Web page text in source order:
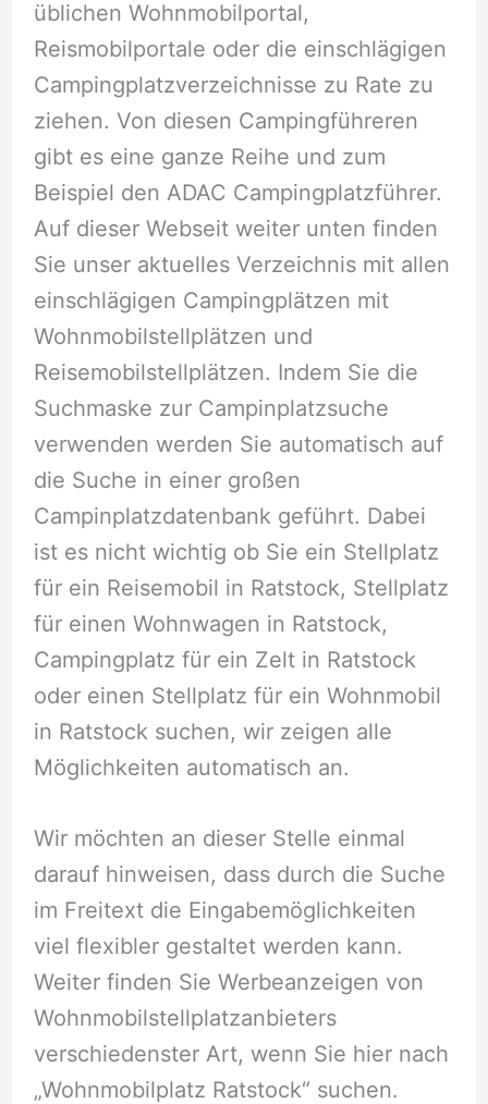
üblichen Wohnmobilportal,
Reismobilportale oder die einschlägigen
Campingplatzverzeichnisse zu Rate zu
ziehen. Von diesen Campingführeren
gibt es eine ganze Reihe und zum
Beispiel den ADAC Campingplatzführer.
Auf dieser Webseit weiter unten finden
Sie unser aktuelles Verzeichnis mit allen
einschlägigen Campingplätzen mit
Wohnmobilstellplätzen und
Reisemobilstellplätzen. Indem Sie die
Suchmaske zur Campinplatzsuche
verwenden werden Sie automatisch auf
die Suche in einer großen
Campinplatzdatenbank geführt. Dabei
ist es nicht wichtig ob Sie ein Stellplatz
für ein Reisemobil in Ratstock, Stellplatz
für einen Wohnwagen in Ratstock,
Campingplatz für ein Zelt in Ratstock
oder einen Stellplatz für ein Wohnmobil
in Ratstock suchen, wir zeigen alle
Möglichkeiten automatisch an.
Wir möchten an dieser Stelle einmal
darauf hinweisen, dass durch die Suche
im Freitext die Eingabemöglichkeiten
viel flexibler gestaltet werden kann.
Weiter finden Sie Werbeanzeigen von
Wohnmobilstellplatzanbieters
verschiedenster Art, wenn Sie hier nach
„Wohnmobilplatz Ratstock“ suchen.